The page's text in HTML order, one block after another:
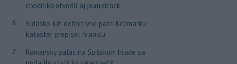
chodníka,otvorili aj pumptrack
6
Sídlisko Juh definitívne patrí Kežmarku,
kataster prepísal hranicu
7
Románsky palác na Spišskom hrade sa